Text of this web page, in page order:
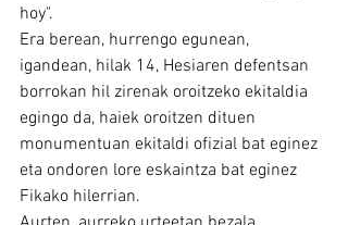
hoy".
Era berean, hurrengo egunean,
igandean, hilak 14, Hesiaren defentsan
borrokan hil zirenak oroitzeko ekitaldia
egingo da, haiek oroitzen dituen
monumentuan ekitaldi ofizial bat eginez
eta ondoren lore eskaintza bat eginez
Fikako hilerrian.